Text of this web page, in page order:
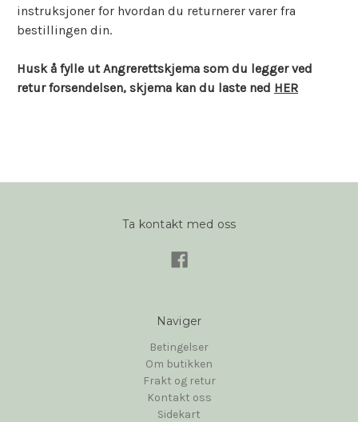
instruksjoner for hvordan du returnerer varer fra
bestillingen din.
Husk å fylle ut Angrerettskjema som du legger ved
retur forsendelsen, skjema kan du laste ned HER
Ta kontakt med oss
Naviger
Betingelser
Om butikken
Frakt og retur
Kontakt oss
Sidekart